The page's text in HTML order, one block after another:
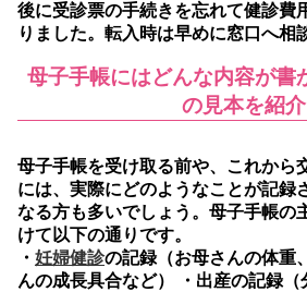
後に受診票の手続きを忘れて健診費
りました。転入時は早めに窓口へ相
母子手帳にはどんな内容が書
の見本を紹介
母子手帳を受け取る前や、これから
には、実際にどのようなことが記録
なる方も多いでしょう。母子手帳の
けて以下の通りです。
・ 妊婦健診の記録（お母さんの体重
んの成長具合など） ・出産の記録